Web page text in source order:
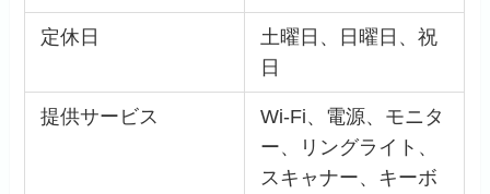
定休日
土曜日、日曜日、祝
日
提供サービス
Wi-Fi、電源、モニタ
ー、リングライト、
スキャナー、キーボ